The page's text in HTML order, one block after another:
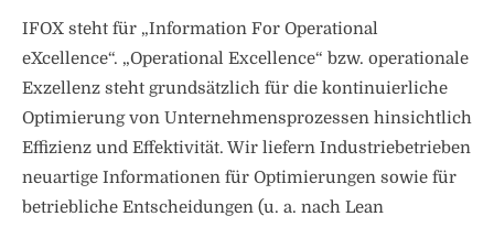
IFOX steht für „Information For Operational
eXcellence“. „Operational Excellence“ bzw. operationale
Exzellenz steht grundsätzlich für die kontinuierliche
Optimierung von Unternehmensprozessen hinsichtlich
Effizienz und Effektivität. Wir liefern Industriebetrieben
neuartige Informationen für Optimierungen sowie für
betriebliche Entscheidungen (u. a. nach Lean